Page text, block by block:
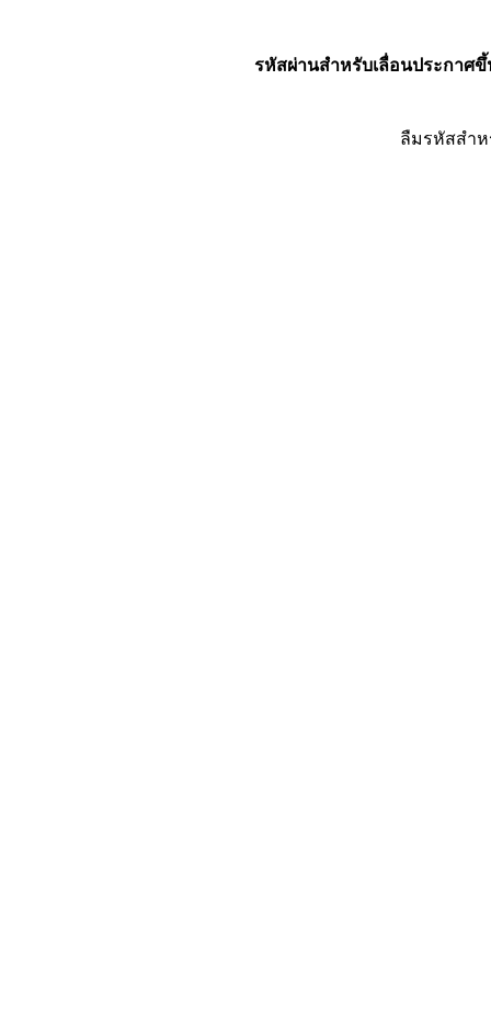
รหัสผ่านสำหรับเลื่อนประกาศขึ้
ลืมรหัสสำ